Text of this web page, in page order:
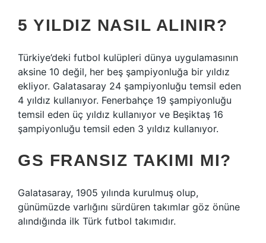
5 YILDIZ NASIL ALINIR?
Türkiye’deki futbol kulüpleri dünya uygulamasının
aksine 10 değil, her beş şampiyonluğa bir yıldız
ekliyor. Galatasaray 24 şampiyonluğu temsil eden
4 yıldız kullanıyor. Fenerbahçe 19 şampiyonluğu
temsil eden üç yıldız kullanıyor ve Beşiktaş 16
şampiyonluğu temsil eden 3 yıldız kullanıyor.
GS FRANSIZ TAKIMI MI?
Galatasaray, 1905 yılında kurulmuş olup,
günümüzde varlığını sürdüren takımlar göz önüne
alındığında ilk Türk futbol takımıdır.